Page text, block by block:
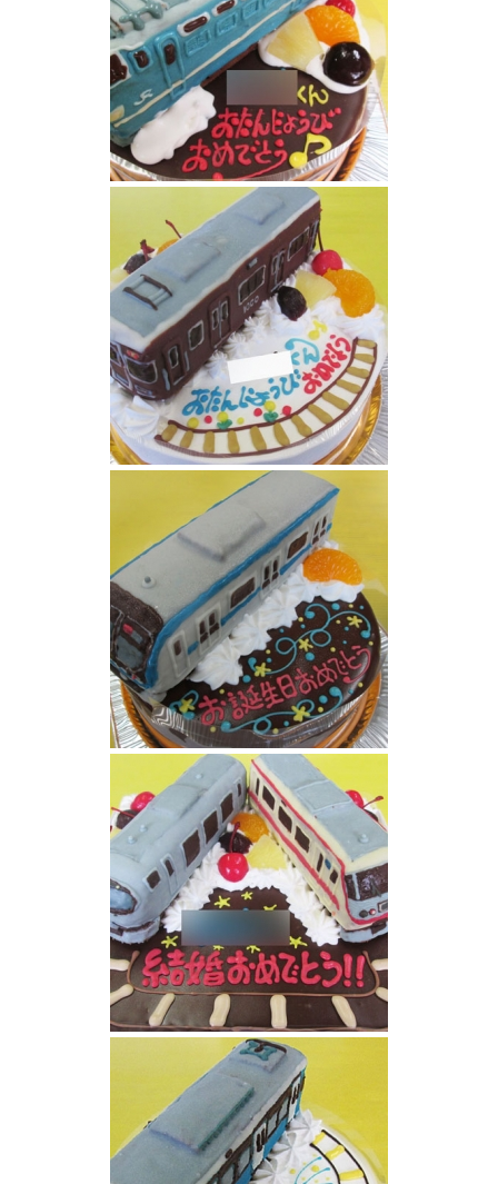
EF66 27電気機関車立体ケーキ
東西線電車立体ケーキ
レッドアロークラシックとラビュー電車立体